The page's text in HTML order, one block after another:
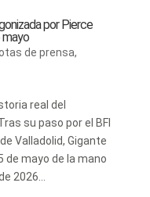
por Pierce
mayo
de prensa,
real del
su paso por el BFI
Valladolid, Gigante
de mayo de la mano
2026...